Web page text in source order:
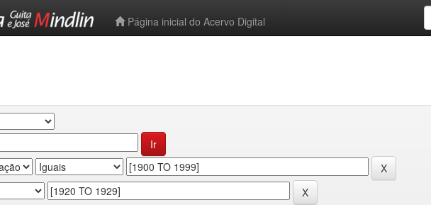
Página inicial do Acervo Digital